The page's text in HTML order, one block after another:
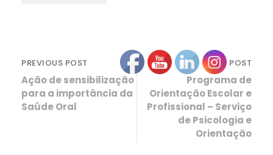
PREVIOUS POST
Ação de sensibilização
para a importância da
Saúde Oral
NEXT POST
Programa de
Orientação Escolar e
Profissional – Serviço
de Psicologia e
Orientação